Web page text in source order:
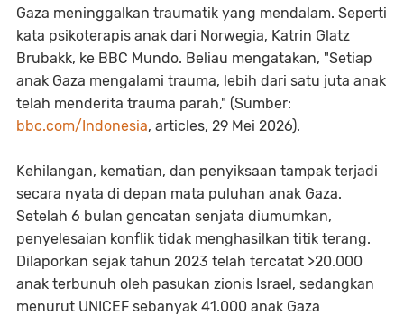
Gaza meninggalkan traumatik yang mendalam. Seperti
kata psikoterapis anak dari Norwegia, Katrin Glatz
Brubakk, ke BBC Mundo. Beliau mengatakan, "Setiap
anak Gaza mengalami trauma, lebih dari satu juta anak
telah menderita trauma parah," (Sumber:
bbc.com/Indonesia, articles, 29 Mei 2026).
Kehilangan, kematian, dan penyiksaan tampak terjadi
secara nyata di depan mata puluhan anak Gaza.
Setelah 6 bulan gencatan senjata diumumkan,
penyelesaian konflik tidak menghasilkan titik terang.
Dilaporkan sejak tahun 2023 telah tercatat >20.000
anak terbunuh oleh pasukan zionis Israel, sedangkan
menurut UNICEF sebanyak 41.000 anak Gaza